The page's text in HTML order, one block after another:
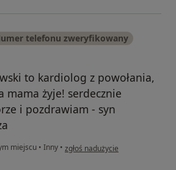
telefonu zweryfikowany
to kardiolog z powołania,
mama żyje! serdecznie
i pozdrawiam - syn
miejscu • Inny • w opinii użytkownika Mariusz.Sz
zgłoś nadużycie